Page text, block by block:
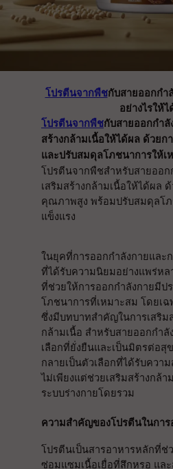
โปรตีนจากพืชกับสายออกกำ
อย่างไรให้
โปรตีนจากพืชกับสายออกกำลั
สร้างกล้ามเนื้อให้ได้ผล ด้วยก
และปรับสมดุลโภชนาการให้เ
โปรตีนจากพืชสำหรับสายออก
เสริมสร้างกล้ามเนื้อให้ได้ผล
คุณภาพสูง พร้อมปรับสมดุลโ
แข็งแรง
ในยุคที่การออกกำลังกายและ
ที่ได้รับความนิยมอย่างแพร่ห
ที่ช่วยให้การออกกำลังกายมีป
โภชนาการที่เหมาะสม โดยเ
ซึ่งมีบทบาทสำคัญในการเสริม
กล้ามเนื้อ สำหรับสายออกกำลั
เลือกที่ยั่งยืนและเป็นมิตรต่อสุ
กลายเป็นตัวเลือกที่ได้รับควา
ไม่เพียงแต่ช่วยเสริมสร้างกล้
ระบบร่างกายโดยรวม
ความสำคัญของโปรตีนในการ
โปรตีนเป็นสารอาหารหลักที่ช่
ซ่อมแซมเนื้อเยื่อที่สึกหรอ แล